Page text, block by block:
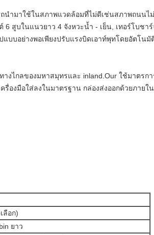
นำมาใช้ในสภาพแวดล้อมที่ไม่ดีเช่นสภาพถนน
สูบในแนวยาว 4 จังหวะน้ำ - เย็น, เทอร์โบชา
บบอย่างพอเพียงปรับแรงบิดเอาท์พุทโดยอัตโ
งไกลของมหาสมุทรและ inland.Our ใช้มาตร
งมือใส่ลงในมาตรฐาน กล่องส่งออกด้วยภายใ
ลือก)
ยาว